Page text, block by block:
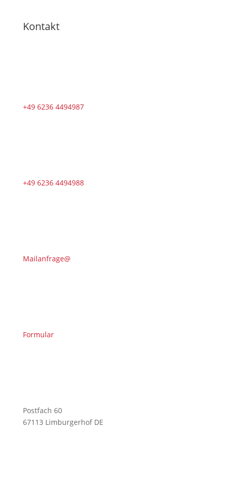
Kontakt
+49 6236 4494987
+49 6236 4494988
Mailanfrage@
Formular
Postfach 60
67113 Limburgerhof DE